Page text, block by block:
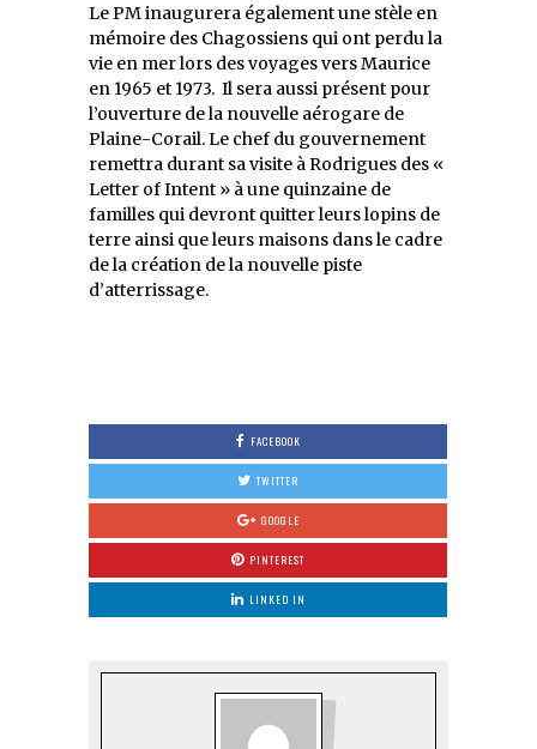
Le PM inaugurera également une stèle en
mémoire des Chagossiens qui ont perdu la
vie en mer lors des voyages vers Maurice
en 1965 et 1973. Il sera aussi présent pour
l’ouverture de la nouvelle aérogare de
Plaine-Corail. Le chef du gouvernement
remettra durant sa visite à Rodrigues des «
Letter of Intent » à une quinzaine de
familles qui devront quitter leurs lopins de
terre ainsi que leurs maisons dans le cadre
de la création de la nouvelle piste
d’atterrissage.
FACEBOOK
TWITTER
GOOGLE
PINTEREST
LINKED IN